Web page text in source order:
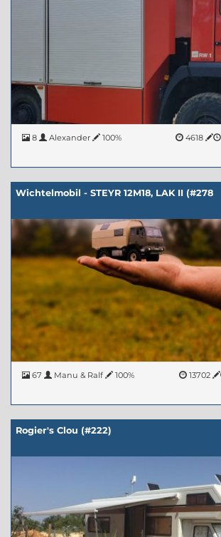
8 Alexander 100% 4618
Wichtelmobil - STEYR 12M18, LAK II (#278
67 Manu & Ralf 100% 13702
Rogier's Clou (#222)